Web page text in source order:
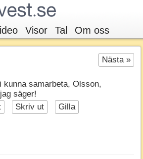
Visor Tal Om oss
Nästa »
kunna samarbeta, Olsson,
säger!
Skriv ut
Gilla